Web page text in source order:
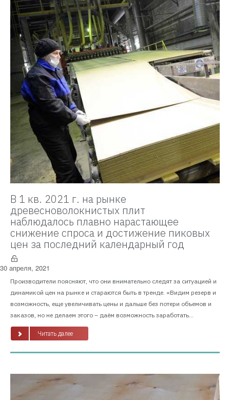
В 1 кв. 2021 г. на рынке
древесноволокнистых плит
наблюдалось плавно нарастающее
снижение спроса и достижение пиковых
цен за последний календарный год
30 апреля, 2021
Производители поясняют, что они внимательно следят за ситуацией и
динамикой цен на рынке и стараются быть в тренде. «Видим резерв и
возможность, еще увеличивать цены и дальше без потери объемов и
заказов, но не делаем этого – даём возможность заработать...
Читать далее